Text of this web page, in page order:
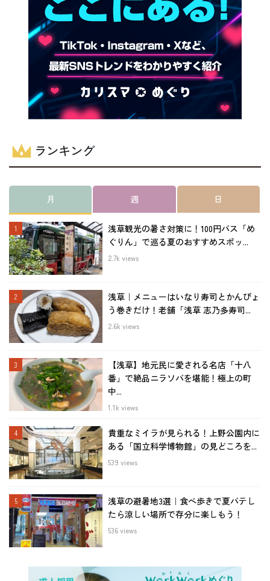
ランキング
月 週 日
浅草観光の暑さ対策に！100円バス「め
ぐりん」で巡る夏のおすすめスポッ...
2.7k views
浅草｜メニューはいなり寿司とかんぴょ
う巻きだけ！老舗「浅草 志乃多寿司...
2.6k views
【浅草】地元民に愛される名店「十八
番」で絶品ニラソバを堪能！極上の町
中...
1.1k views
貴重なミイラが見られる！上野公園内に
ある「国立科学博物館」の見どころを...
539 views
浅草の避暑地3選｜食べ歩きで夏バテし
たら涼しい場所で存分に楽しもう！
536 views